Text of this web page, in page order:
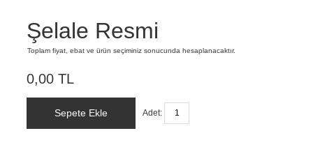
Şelale Resmi
Toplam fiyat, ebat ve ürün seçiminiz sonucunda hesaplanacaktır.
0,00 TL
Sepete Ekle Adet: